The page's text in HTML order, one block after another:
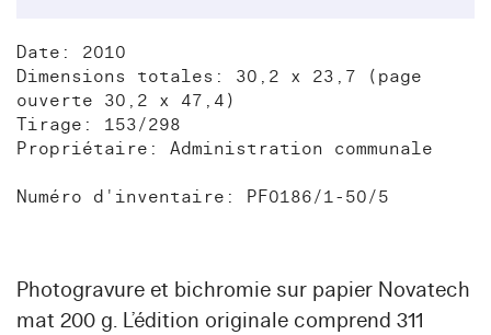
Date: 2010
Dimensions totales: 30,2 x 23,7 (page
ouverte 30,2 x 47,4)
Tirage: 153/298
Propriétaire: Administration communale
Numéro d'inventaire: PF0186/1-50/5
Photogravure et bichromie sur papier Novatech
mat 200 g. L’édition originale comprend 311